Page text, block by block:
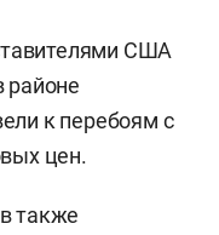
США
районе
к перебоям с
цен.
также